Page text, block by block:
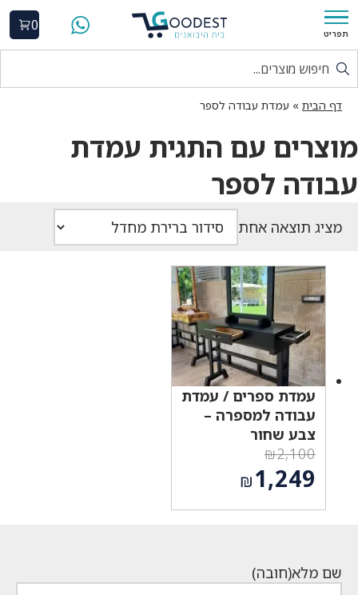
תפריט
0
דף הבית » עמדת עבודה לספר
מוצרים עם התגית עמדת
עבודה לספר
מציג תוצאה אחת
עמדת ספרים / עמדת
עבודה למספרה –
צבע שחור
₪2,100
המחיר
המקורי
היה:
₪1,249
שם מלא(חובה)